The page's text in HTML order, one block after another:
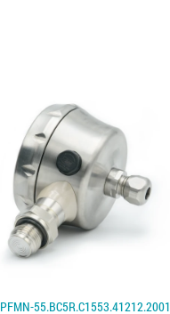
PFMN-55.BC5R.C1553.41212.2001